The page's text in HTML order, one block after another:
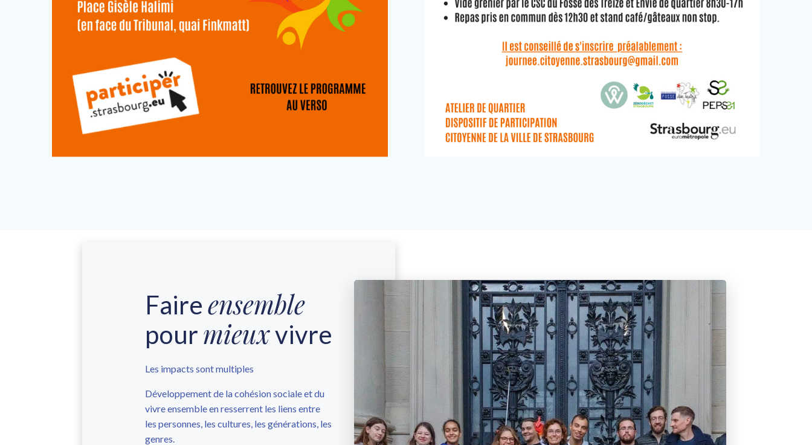
Faire ensemble
pour mieuxvivre
Les impacts sont multiples
Développement de la cohésion sociale et du
vivre ensemble en resserrent les liens entre
les personnes, les cultures, les générations, les
genres.